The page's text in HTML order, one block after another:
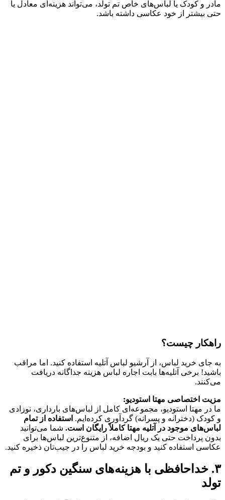
مادر و کودک یا لباس‌های خاص تم تولد، می‌تواند هزینه‌ای معادل یا
حتی بیشتر از خود عکاسی داشته باشد.
راهکار چیست؟
به جای خرید لباس، از آرشیو لباس آتلیه استفاده کنید. اما مراقب
باشید! برخی آتلیه‌ها بابت اجاره لباس هزینه جداگانه دریافت
می‌کنند.
مزیت اختصاصی مهتا استودیو:
ما در مهتا استودیو، مجموعه‌ای کامل از لباس‌های بارداری، نوزادی
و کودک (دخترانه و پسرانه) گردآوری کرده‌ایم. استفاده از تمام
لباس‌های موجود در آتلیه مهتا کاملاً رایگان است. شما می‌توانید
بدون پرداخت حتی یک ریال اضافه، از متنوع‌ترین لباس‌ها برای
عکاسی استفاده کنید و بودجه خرید لباس را در جیب‌تان ذخیره کنید.
۳. خداحافظی با هزینه‌های سنگین دکور و تم
تولد